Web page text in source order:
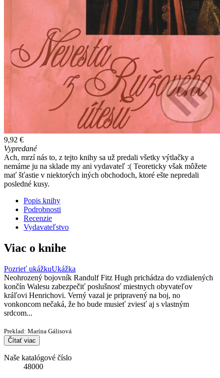
9,92 €
Vypredané
Ach, mrzí nás to, z tejto knihy sa už predali všetky výtlačky a
nemáme ju na sklade my ani vydavateľ :( Teoreticky však môžete
mať šťastie v niektorých iných obchodoch, ktoré ešte nepredali
posledné kusy.
Popis knihy
Podrobnosti
Recenzie
Vydavateľstvo
Viac o knihe
Pozrieť ukážkuUkážka
Neohrozený bojovník Randulf Fitz Hugh prichádza do vzdialených
končín Walesu zabezpečiť poslušnosť miestnych obyvateľov
kráľovi Henrichovi. Verný vazal je pripravený na boj, no
vonkoncom nečaká, že ho bude musieť zviesť aj s vlastným
srdcom...
Preklad: Marína Gálisová
Čítať viac
Naše katalógové číslo
48000